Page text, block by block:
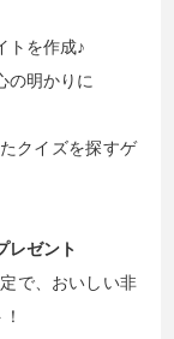
トを作成♪
の明かりに
クイズを探すゲ
レゼント
で、おいしい非